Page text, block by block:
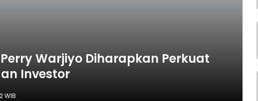
Warjiyo Diharapkan Perkuat
Investor
WIB